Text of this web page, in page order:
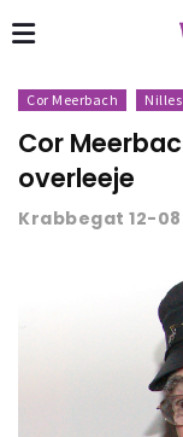
Cor Meerbach Nilles
Cor
overleeje
Krabbegat 12-